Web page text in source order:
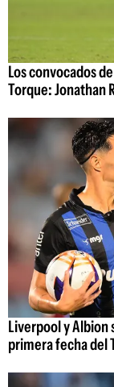
Los convocados
Torque: Jonathan
Liverpool y Albion
primera fecha del